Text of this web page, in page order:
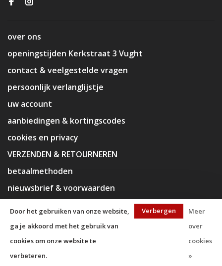
over ons
openingstijden Kerkstraat 3 Vught
contact & veelgestelde vragen
persoonlijk verlanglijstje
uw account
aanbiedingen & kortingscodes
cookies en privacy
VERZENDEN & RETOURNEREN
betaalmethoden
nieuwsbrief & voorwaarden
© Copyright 2026 KaJa Art Material
Door het gebruiken van onze website,
ga je akkoord met het gebruik van
cookies om onze website te
verbeteren.
Verbergen
Meer
over
cookies
»